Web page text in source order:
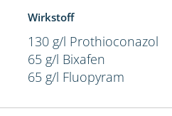
Wirkstoff
130 g/l Prothioconazol
65 g/l Bixafen
65 g/l Fluopyram